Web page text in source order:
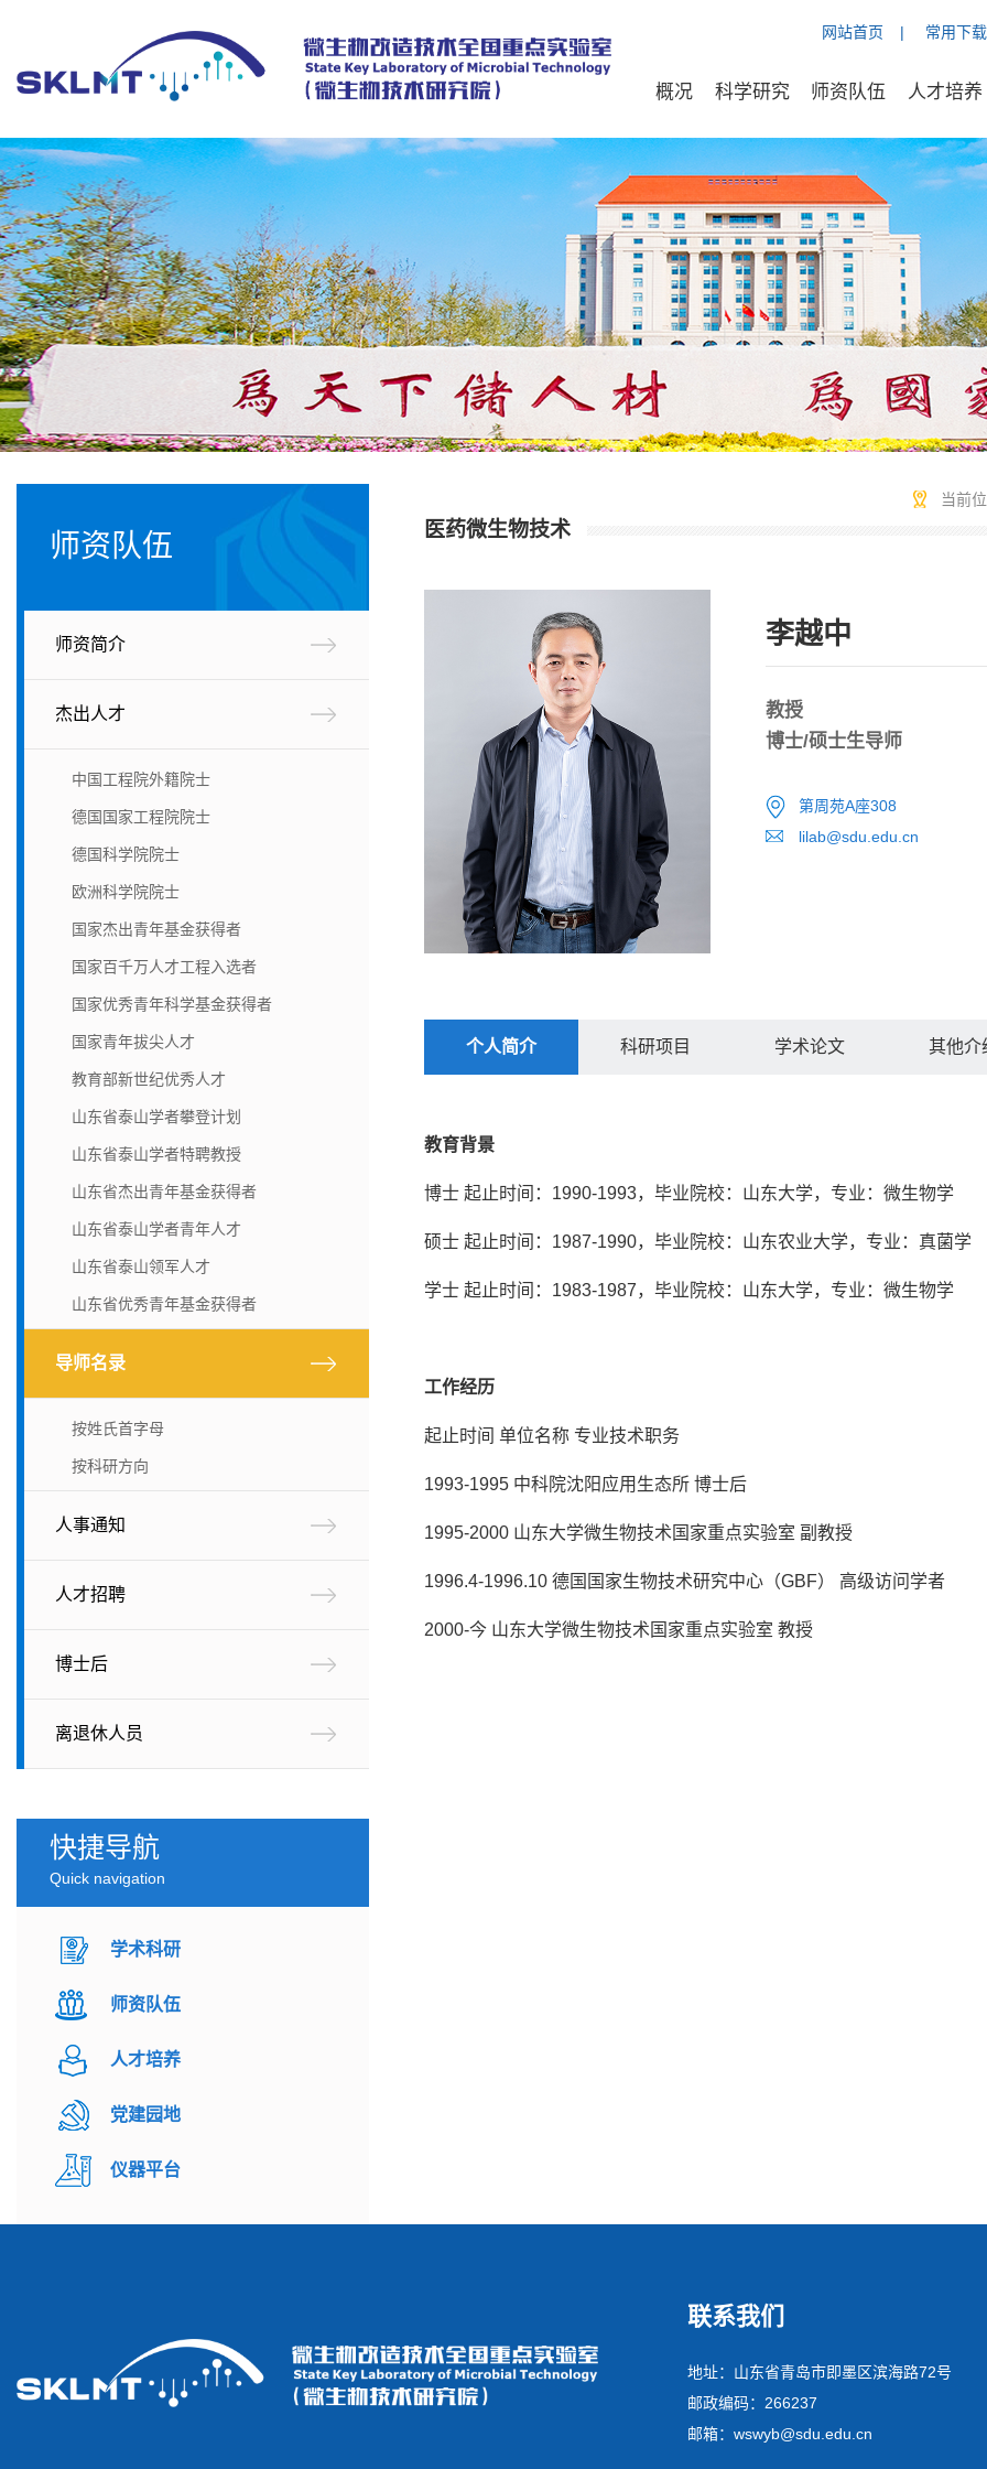
网站首页 | 常用下载
概况 科学研究 师资队伍 人才培养
师资队伍
师资简介
杰出人才
中国工程院外籍院士
德国国家工程院院士
德国科学院院士
欧洲科学院院士
国家杰出青年基金获得者
国家百千万人才工程入选者
国家优秀青年科学基金获得者
国家青年拔尖人才
教育部新世纪优秀人才
山东省泰山学者攀登计划
山东省泰山学者特聘教授
山东省杰出青年基金获得者
山东省泰山学者青年人才
山东省泰山领军人才
山东省优秀青年基金获得者
导师名录
按姓氏首字母
按科研方向
人事通知
人才招聘
博士后
离退休人员
快捷导航
Quick navigation
学术科研
师资队伍
人才培养
党建园地
仪器平台
当前
医药微生物技术
李越中
教授
博士/硕士生导师
第周苑A座308
lilab@sdu.edu.cn
个人简介 科研项目 学术论文 其他介
教育背景
博士 起止时间：1990-1993，毕业院校：山东大学，专业：微生物学
硕士 起止时间：1987-1990，毕业院校：山东农业大学，专业：真菌学
学士 起止时间：1983-1987，毕业院校：山东大学，专业：微生物学
工作经历
起止时间 单位名称 专业技术职务
1993-1995 中科院沈阳应用生态所 博士后
1995-2000 山东大学微生物技术国家重点实验室 副教授
1996.4-1996.10 德国国家生物技术研究中心（GBF） 高级访问学者
2000-今 山东大学微生物技术国家重点实验室 教授
联系我们
地址：山东省青岛市即墨区滨海路72号
邮政编码：266237
邮箱：wswyb@sdu.edu.cn